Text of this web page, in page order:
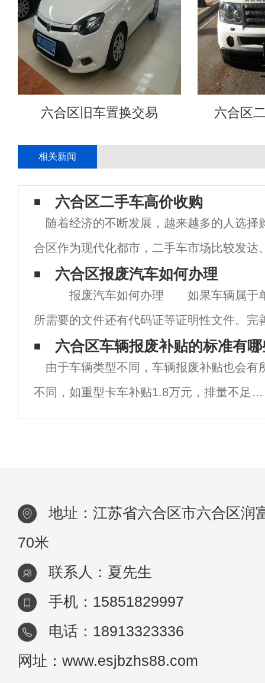
六合区旧车置换交易 六合区
相关新闻
六合区二手车高价收购
随着经济的不断发展，越来越多的人选择
合区作为现代化都市，二手车市场比较发达
合区二手车市场的日益成熟，六合区二手车
越高。1：六合区二手车市场现状随着经济
多
六合区报废汽车如何办理
报废汽车如何办理 如果车辆属于单
所需要的文件还有代码证等证明性文件。完
以为汽车报废的申报办理过程提供巨大的助
报废需要的车主切忌不可马虎。 在准备
六合区车辆报废补贴的标准有
由于车辆类型不同，车辆报废补贴也会有
不同，如重型卡车补贴1.8万元，排量不足
6000元；此外，报废车辆一般排放超标。三
地址：江苏省六合区市六合区润
70米
联系人：夏先生
手机：15851829997
电话：18913323336
网址：www.esjbzhs88.com